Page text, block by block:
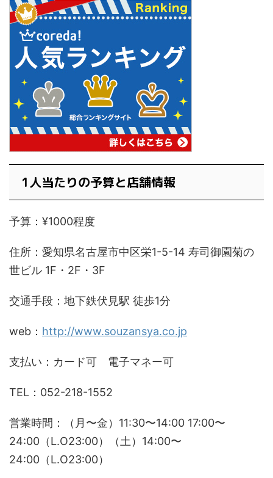
1人当たりの予算と店舗情報
予算：¥1000程度
住所：愛知県名古屋市中区栄1-5-14 寿司御園菊の
世ビル 1F・2F・3F
交通手段：地下鉄伏見駅 徒歩1分
web： http://www.souzansya.co.jp
支払い：カード可 電子マネー可
TEL：052-218-1552
営業時間：（月〜金）11:30〜14:00 17:00〜
24:00（L.O23:00）（土）14:00〜
24:00（L.O23:00）